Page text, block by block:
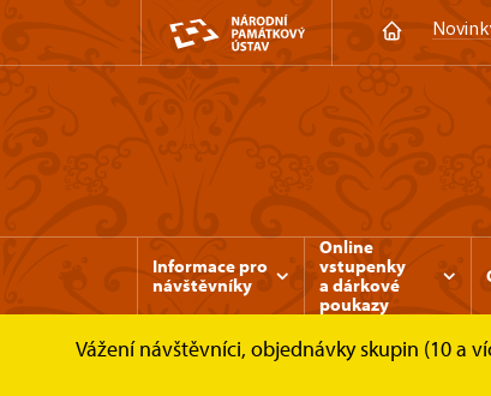
Informace pro
návštěvníky
Online
vstupenky
a dárkové
poukazy
Vážení návštěvníci, objednávky skupin (10 a
Zámek Rájec nad Svitavou Informace